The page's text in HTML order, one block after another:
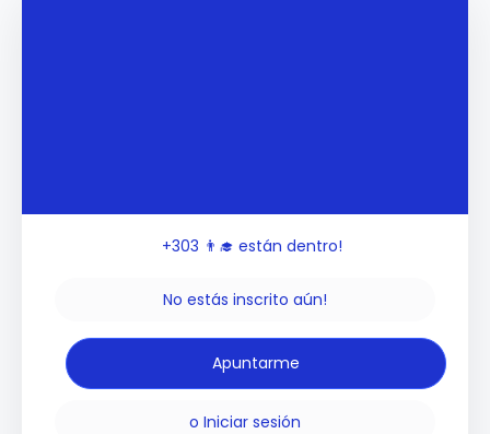
+303 👨‍🎓 están dentro!
No estás inscrito aún!
o Iniciar sesión